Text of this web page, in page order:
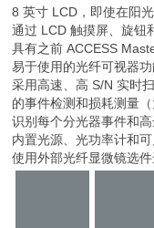
8 英寸 LCD，即使在阳
通过 LCD 触摸屏、旋钮
具有之前 ACCESS
易于使用的光纤可视器
采用高速、高 S/N 实时
的事件检测和损耗测量
识别每个分光器事件和
内置光源、光功率计和
使用外部光纤显微镜选